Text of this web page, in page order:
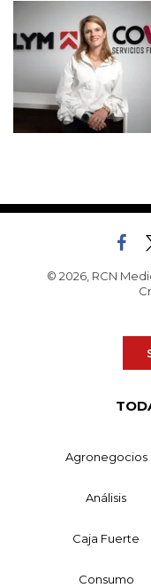
© 2026, RCN
Agronegocios
Análisis
Caja Fuerte
Consumo